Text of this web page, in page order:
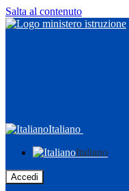
Salta al contenuto
Italiano
Italiano
Accedi